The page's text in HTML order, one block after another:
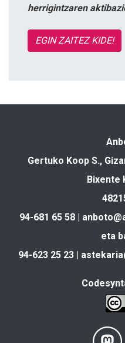
herrigintzaren
EGIN ZAITEZ KIDE!
Gertuko Koop S.,
Bixente
94-681 65 58 |
eta
94-623 25 23 |